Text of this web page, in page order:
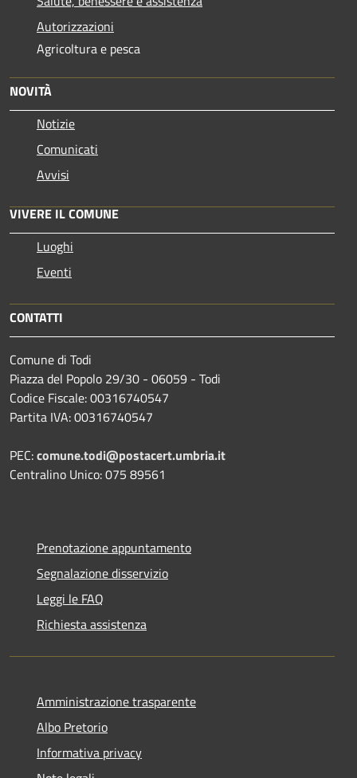
Autorizzazioni
Agricoltura e pesca
NOVITÀ
Notizie
Comunicati
Avvisi
VIVERE IL COMUNE
Luoghi
Eventi
CONTATTI
Comune di Todi
Piazza del Popolo 29/30 - 06059 - Todi
Codice Fiscale: 00316740547
Partita IVA: 00316740547
PEC:comune.todi@postacert.umbria.it
Centralino Unico: 075 89561
Prenotazione appuntamento
Segnalazione disservizio
Leggi le FAQ
Richiesta assistenza
Amministrazione trasparente
Albo Pretorio
Informativa privacy